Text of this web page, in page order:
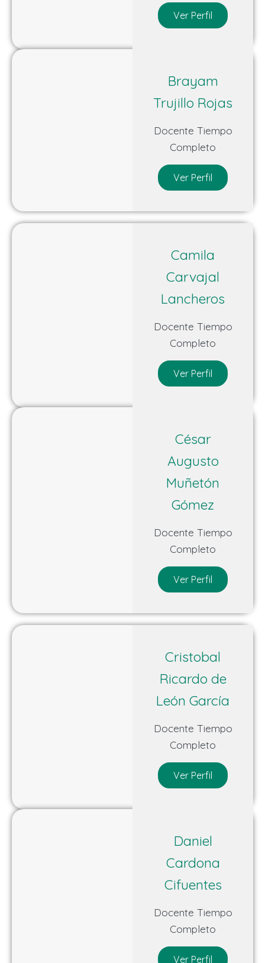
Ver Perfil
Brayam
Trujillo Rojas
Docente Tiempo
Completo
Ver Perfil
Camila
Carvajal
Lancheros
Docente Tiempo
Completo
Ver Perfil
César
Augusto
Muñetón
Gómez
Docente Tiempo
Completo
Ver Perfil
Cristobal
Ricardo de
León García
Docente Tiempo
Completo
Ver Perfil
Daniel
Cardona
Cifuentes
Docente Tiempo
Completo
Ver Perfil